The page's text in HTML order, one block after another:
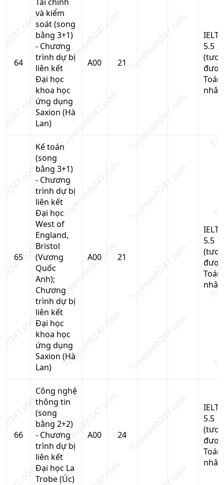
64
và kiểm
soát (song
bằng 3+1)
- Chương
trình dự bị
liên kết
Đại học
khoa học
ứng dụng
Saxion (Hà
Lan)
A00 21
5.5
Toán
65
Kế toán
(song
bằng 3+1)
- Chương
trình dự bị
liên kết
Đại học
West of
England,
Bristol
(Vương
Quốc
Anh);
Chương
trình dự bị
liên kết
Đại học
khoa học
ứng dụng
Saxion (Hà
Lan)
A00 21
5.5
Toán
66
Công nghệ
thông tin
(song
bằng 2+2)
- Chương
trình dự bị
liên kết
Đại học La
Trobe (Úc)
A00 24
5.5
Toán